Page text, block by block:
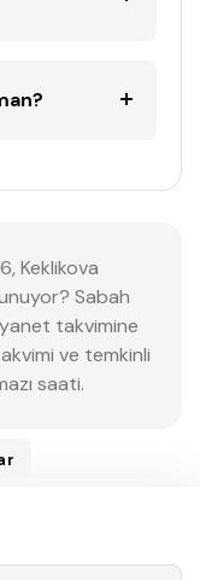
Keklikova
Sabah
takvimine
ve temkinli
saati.